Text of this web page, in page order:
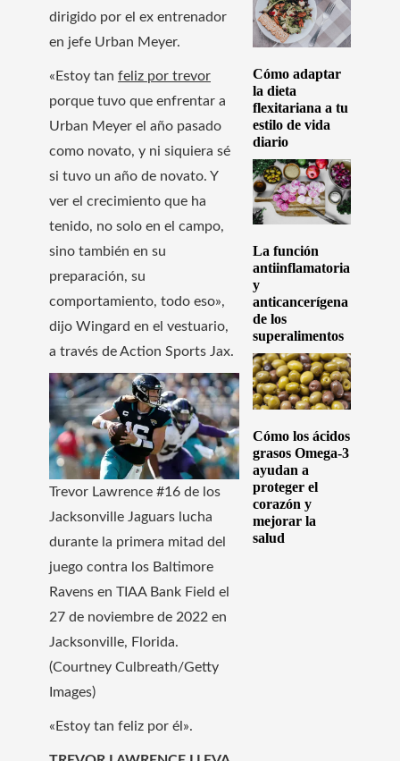
dirigido por el ex entrenador
en jefe Urban Meyer.
«Estoy tan feliz por trevor
porque tuvo que enfrentar a
Urban Meyer el año pasado
como novato, y ni siquiera sé
si tuvo un año de novato. Y
ver el crecimiento que ha
tenido, no solo en el campo,
sino también en su
preparación, su
comportamiento, todo eso»,
dijo Wingard en el vestuario,
a través de Action Sports Jax.
Trevor Lawrence #16 de los
Jacksonville Jaguars lucha
durante la primera mitad del
juego contra los Baltimore
Ravens en TIAA Bank Field el
27 de noviembre de 2022 en
Jacksonville, Florida.
(Courtney Culbreath/Getty
Images)
«Estoy tan feliz por él».
Cómo adaptar
la dieta
flexitariana a tu
estilo de vida
diario
La función
antiinflamatoria
y
anticancerígena
de los
superalimentos
Cómo los ácidos
grasos Omega-3
ayudan a
proteger el
corazón y
mejorar la
salud